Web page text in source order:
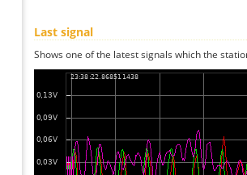
Last signal
Shows one of the latest signals which the